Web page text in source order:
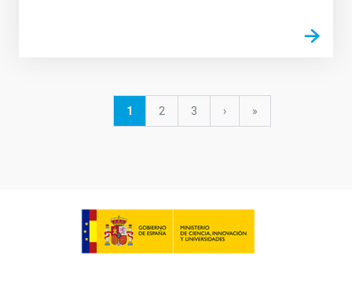
Página
1 Página
2 Página
3
Siguiente
›
última
»